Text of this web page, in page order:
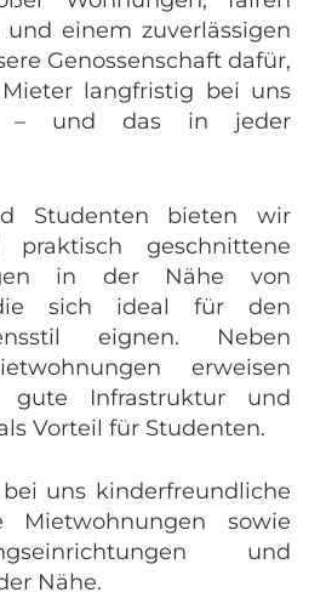
einem zuverlässigen
Genossenschaft dafür,
langfristig bei uns
– und das in jeder
Studenten bieten wir
geschnittene
in der Nähe von
sich ideal für den
eignen. Neben
erweisen
Infrastruktur und
Vorteil für Studenten.
uns kinderfreundliche
Mietwohnungen sowie
und
Nähe.